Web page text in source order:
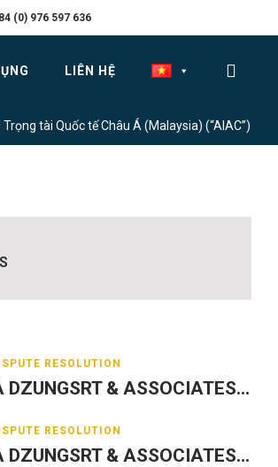
(0) 976 597 636
LIÊN HỆ
tài Quốc tế Châu Á (Malaysia) (“AIAC”)
RESOLUTION
DZUNGSRT & ASSOCIATES...
RESOLUTION
DZUNGSRT & ASSOCIATES...